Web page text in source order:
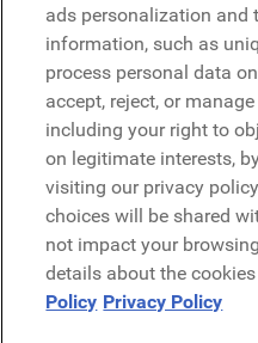
Microsoft
Demo anfragen
Demo anfragen
Kontakt
Kontakt
ads personalization and
information, such as
process personal data
accept, reject, or
including your right to
on legitimate interests,
visiting our privacy
choices will be shared
not impact your
details about the cookies
Policy Privacy Policy